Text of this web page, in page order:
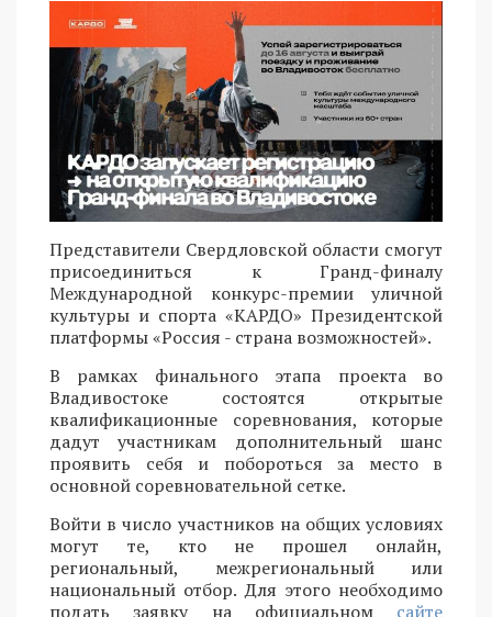
Представители Свердловской области смогут
присоединиться к Гранд-финалу
Международной конкурс-премии уличной
культуры и спорта «КАРДО» Президентской
платформы «Россия - страна возможностей».
В рамках финального этапа проекта во
Владивостоке состоятся открытые
квалификационные соревнования, которые
дадут участникам дополнительный шанс
проявить себя и побороться за место в
основной соревновательной сетке.
Войти в число участников на общих условиях
могут те, кто не прошел онлайн,
региональный, межрегиональный или
национальный отбор. Для этого необходимо
подать заявку на официальном сайте